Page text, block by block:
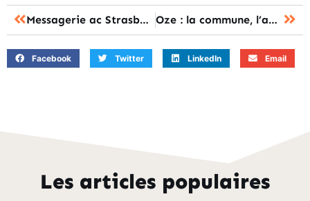
Messagerie ac Strasbourg : le moyen le plus simple pour se connecter ? Oze : la commune, l’application ou la marque, comment choisir ?
Facebook Twitter LinkedIn Email
Les articles populaires